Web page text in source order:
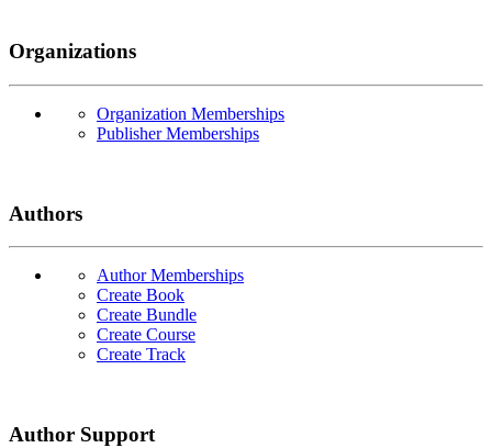
Organizations
Organization Memberships
Publisher Memberships
Authors
Author Memberships
Create Book
Create Bundle
Create Course
Create Track
Author Support